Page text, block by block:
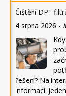
Čištění DPF
4 srpna 2026 -
řešení? Na
informací.